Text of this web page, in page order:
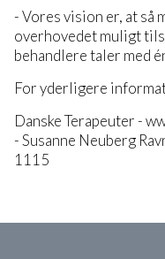
- Vores vision er, at så
overhovedet muligt
behandlere taler med
For yderligere
Danske Terapeuter -
- Susanne Neuberg
1115